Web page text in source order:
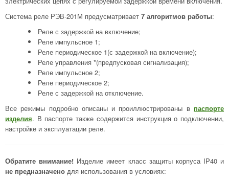
Система реле РЭВ-201М предусматривает 7 алгоритмов работы:
Реле с задержкой на включение;
Реле импульсное 1;
Реле периодическое 1(с задержкой на включение);
Реле управления *(предпусковая сигнализация);
Реле импульсное 2;
Реле периодическое 2;
Реле с задержкой на отключение.
Все режимы подробно описаны и проиллюстрированы в паспорте
изделия. В паспорте также содержится инструкция о подключении,
настройке и эксплуатации реле.
Обратите внимание! Изделие имеет класс защиты корпуса IP40 и
не предназначено для использования в условиях: